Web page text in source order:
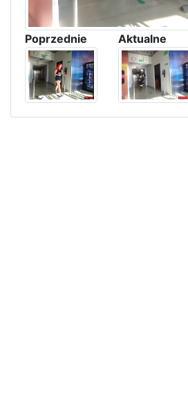
Poprzednie Aktualne